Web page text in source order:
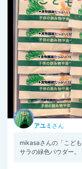
アユミ さん
mikasaさんの「こど
サラの緑色パウダー。